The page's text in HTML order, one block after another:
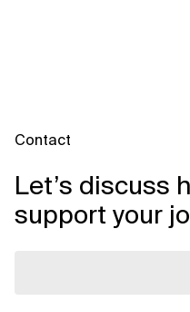
Contact
Let’s discuss
support your